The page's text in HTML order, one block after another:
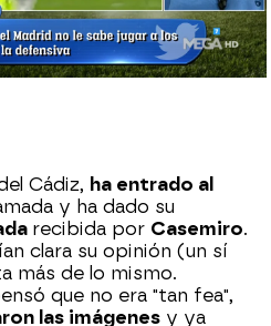
de 2021, 06:00
de 2021, 01:16
Cádiz, ha entrado al
y ha dado su
recibida por Casemiro.
clara su opinión (un sí
más de lo mismo.
que no era "tan fea",
las imágenes y ya